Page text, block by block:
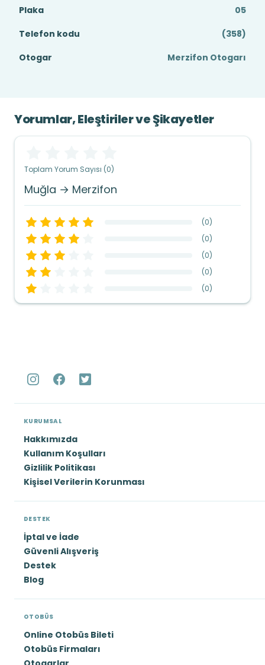
Plaka
05
Telefon kodu
(358)
Otogar
Merzifon Otogarı
Yorumlar, Eleştiriler ve Şikayetler
Toplam Yorum Sayısı (0)
Muğla → Merzifon
(0)
(0)
(0)
(0)
(0)
KURUMSAL
Hakkımızda
Kullanım Koşulları
Gizlilik Politikası
Kişisel Verilerin Korunması
DESTEK
İptal ve İade
Güvenli Alışveriş
Destek
Blog
OTOBÜS
Online Otobüs Bileti
Otobüs Firmaları